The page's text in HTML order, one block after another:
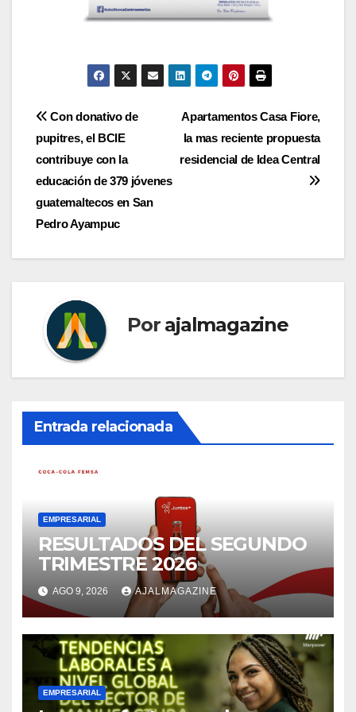
Navegación
de
entradas
Apartamentos Casa Fiore,
la mas reciente propuesta
residencial de Idea Central
Con donativo de
pupitres, el BCIE
contribuye con la
educación de 379 jóvenes
guatemaltecos en San
Pedro Ayampuc
Por ajalmagazine
Entrada relacionada
EMPRESARIAL
RESULTADOS DEL SEGUNDO
TRIMESTRE 2026
AGO 9, 2026 AJALMAGAZINE
EMPRESARIAL